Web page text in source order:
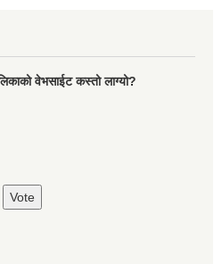
वेभसाईट कस्तो लाग्यो?